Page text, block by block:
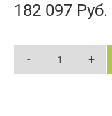
182 097 Руб.
- +